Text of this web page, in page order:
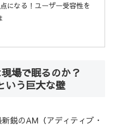
になる！ユーザー受容性を
場で眠るのか？
いう巨大な壁
鋭のAM（アディティブ・